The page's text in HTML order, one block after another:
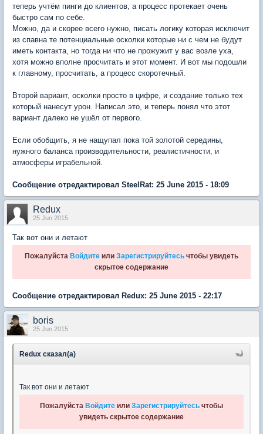
теперь учтём пинги до клиентов, а процесс протекает очень
быстро сам по себе.
Можно, да и скорее всего нужно, писать логику которая исключит
из спавна те потенциальные осколки которые ни с чем не будут
иметь контакта, но тогда ни что не прожужит у вас возле уха,
хотя можно вполне просчитать и этот момент. И вот мы подошли
к главному, просчитать, а процесс скоротечный.
Второй вариант, осколки просто в цифре, и создание только тех
который нанесут урон. Написал это, и теперь понял что этот
вариант далеко не ушёл от первого.
Если обобщить, я не нащупал пока той золотой середины,
нужного баланса производительности, реалистичности, и
атмосферы играбельной.
Сообщение отредактировал SteelRat: 25 June 2015 - 18:09
Redux
25 Jun 2015
Так вот они и летают
Пожалуйста Войдите или Зарегистрируйтесь чтобы увидеть
скрытое содержание
Сообщение отредактировал Redux: 25 June 2015 - 22:17
boris
25 Jun 2015
Redux сказал(а)
Так вот они и летают
Пожалуйста Войдите или Зарегистрируйтесь чтобы
увидеть скрытое содержание